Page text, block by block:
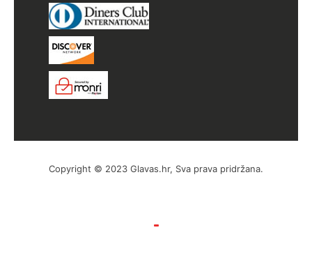
Copyright © 2023 Glavas.hr, Sva prava pridržana.